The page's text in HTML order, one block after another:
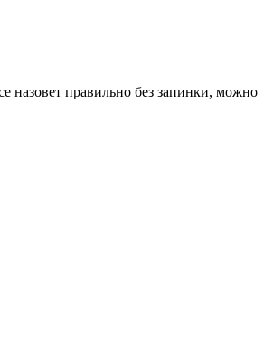
назовет правильно без запинки, можно